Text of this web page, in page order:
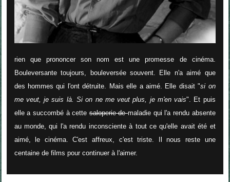
rien que prononcer son nom est une promesse de cinéma.
Bouleversante toujours, bouleversée souvent. Elle n'a aimé que
des hommes qui l'ont détruite. Mais elle a aimé. Elle disait "si on
me veut, je suis là. Si on ne me veut plus, je m'en vais". Et puis
elle a succombé à cettesaloperie demaladie qui l'a rendu absente
au monde, qui l'a rendu inconsciente à tout ce qu'elle avait été et
aimé, le cinéma. C'est affreux, c'est triste. Il nous reste une
centaine de films pour continuer à l'aimer.